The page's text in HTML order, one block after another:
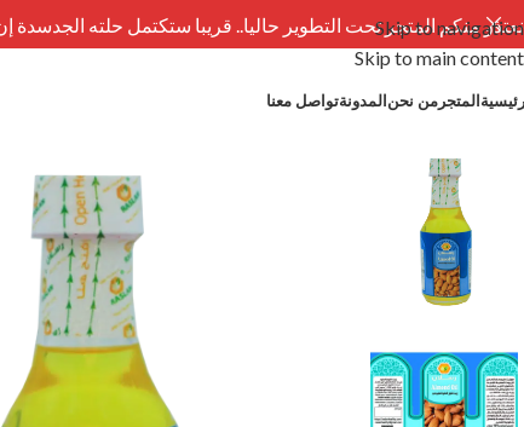
Skip to navigation
Skip to main content
نعتذر منكم المتجر تحت التطوير حاليا.. قريبا ستكتمل حلته
المتجر من نحنالمدونةتواصل معنا